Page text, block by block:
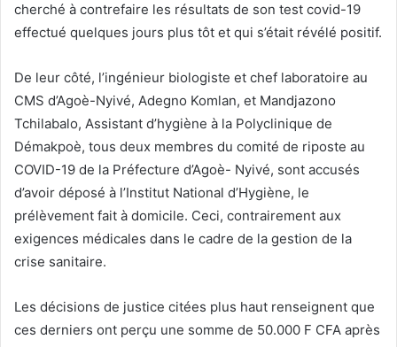
cherché à contrefaire les résultats de son test covid-19
effectué quelques jours plus tôt et qui s’était révélé positif.
De leur côté, l’ingénieur biologiste et chef laboratoire au
CMS d’Agoè-Nyivé, Adegno Komlan, et Mandjazono
Tchilabalo, Assistant d’hygiène à la Polyclinique de
Démakpoè, tous deux membres du comité de riposte au
COVID-19 de la Préfecture d’Agoè- Nyivé, sont accusés
d’avoir déposé à l’Institut National d’Hygiène, le
prélèvement fait à domicile. Ceci, contrairement aux
exigences médicales dans le cadre de la gestion de la
crise sanitaire.
Les décisions de justice citées plus haut renseignent que
ces derniers ont perçu une somme de 50.000 F CFA après